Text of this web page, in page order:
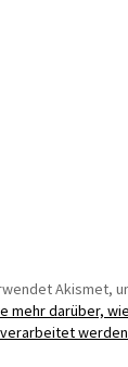
Akismet,
mehr darüber,
werden